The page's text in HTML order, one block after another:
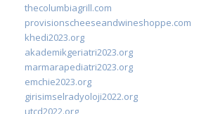
thecolumbiagrill.com
provisionscheeseandwineshoppe.com
khedi2023.org
akademikgeriatri2023.org
marmarapediatri2023.org
emchie2023.org
girisimselradyoloji2022.org
utcd2022.org